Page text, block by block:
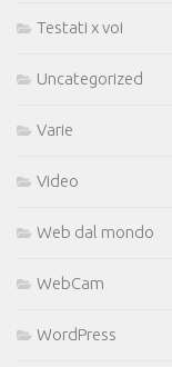
Testati x voi
Uncategorized
Varie
Video
Web dal mondo
WebCam
WordPress